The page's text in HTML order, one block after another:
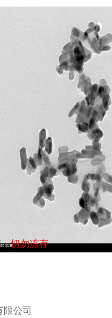
切勿冻存
公司